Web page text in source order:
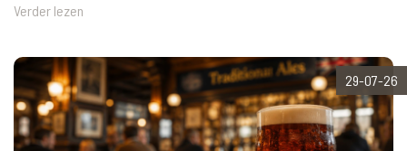
Verder lezen
29-07-26